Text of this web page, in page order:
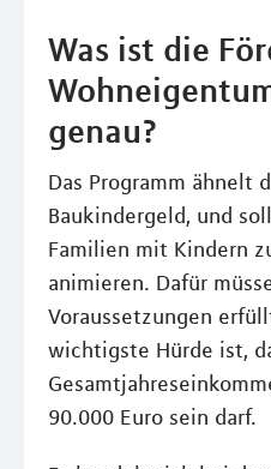
Was ist die
genau?
Das Programm ähnelt
Baukindergeld, und
Familien mit Kindern
animieren. Dafür
Voraussetzungen
wichtigste Hürde ist,
90.000 Euro sein darf.